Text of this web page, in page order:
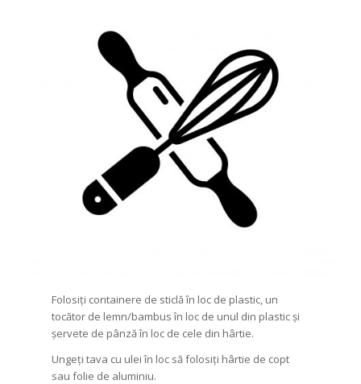
Folosiți containere de sticlă în loc de plastic, un
tocător de lemn/bambus în loc de unul din plastic și
șervete de pânză în loc de cele din hârtie.
Ungeți tava cu ulei în loc să folosiți hârtie de copt
sau folie de aluminiu.